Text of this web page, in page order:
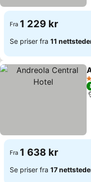
Fra 1 229 kr
Se priser fra 11
Fra 1 638 kr
Se priser fra 17